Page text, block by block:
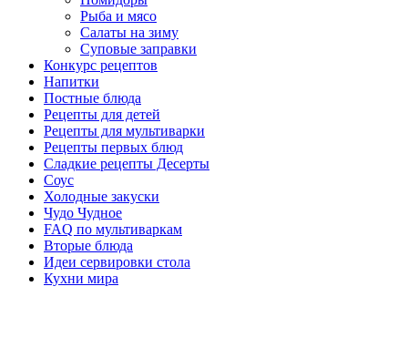
Рыба и мясо
Салаты на зиму
Суповые заправки
Конкурс рецептов
Напитки
Постные блюда
Рецепты для детей
Рецепты для мультиварки
Рецепты первых блюд
Сладкие рецепты Десерты
Соус
Холодные закуски
Чудо Чудное
FAQ по мультиваркам
Вторые блюда
Идеи сервировки стола
Кухни мира